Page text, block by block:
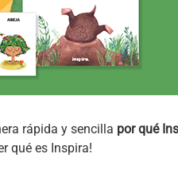
rápida y sencilla por qué
qué es Inspira!